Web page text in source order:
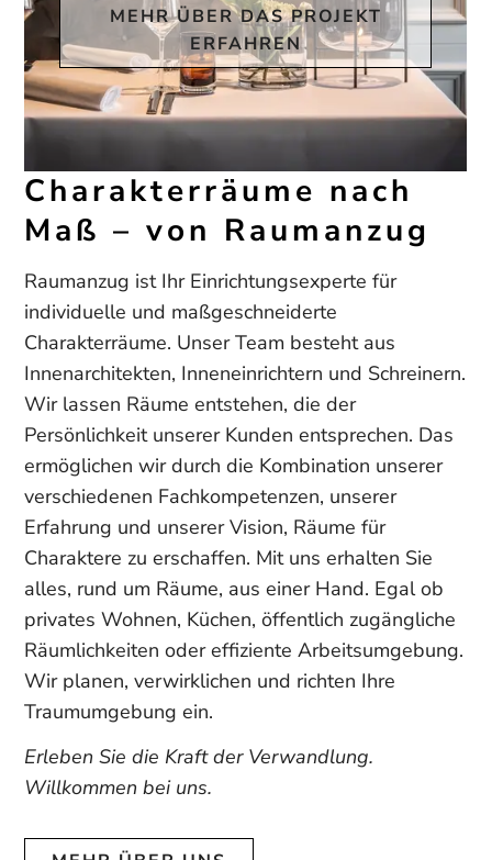
ENTDECKEN
MEHR ÜBER DAS PROJEKT
ERFAHREN
ENTDECKEN
ZUM PROJEKT
Charakterräume nach
Maß – von Raumanzug
Raumanzug ist Ihr Einrichtungsexperte für
individuelle und maßgeschneiderte
Charakterräume. Unser Team besteht aus
Innenarchitekten, Inneneinrichtern und Schreinern.
Wir lassen Räume entstehen, die der
Persönlichkeit unserer Kunden entsprechen. Das
ermöglichen wir durch die Kombination unserer
verschiedenen Fachkompetenzen, unserer
Erfahrung und unserer Vision, Räume für
Charaktere zu erschaffen. Mit uns erhalten Sie
alles, rund um Räume, aus einer Hand. Egal ob
privates Wohnen, Küchen, öffentlich zugängliche
Räumlichkeiten oder effiziente Arbeitsumgebung.
Wir planen, verwirklichen und richten Ihre
Traumumgebung ein.
Erleben Sie die Kraft der Verwandlung.
Willkommen bei uns.